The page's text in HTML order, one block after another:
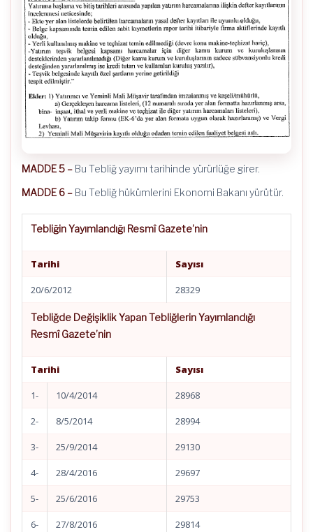
MADDE 5 – Bu Tebliğ yayımı tarihinde yürürlüğe girer.
MADDE 6 – Bu Tebliğ hükümlerini Ekonomi Bakanı yürütür.
Tebliğin Yayımlandığı Resmî Gazete’nin
Tarihi Sayısı
20/6/2012 28329
Tebliğde Değişiklik Yapan Tebliğlerin Yayımlandığı
Resmî Gazete’nin
Tarihi Sayısı
1- 10/4/2014 28968
2- 8/5/2014 28994
3- 25/9/2014 29130
4- 28/4/2016 29697
5- 25/6/2016 29753
6- 27/8/2016 29814